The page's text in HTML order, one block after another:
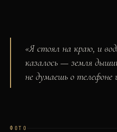
«Я стоял на краю, и
казалось — земля
не думаешь о телефоне
ФОТО